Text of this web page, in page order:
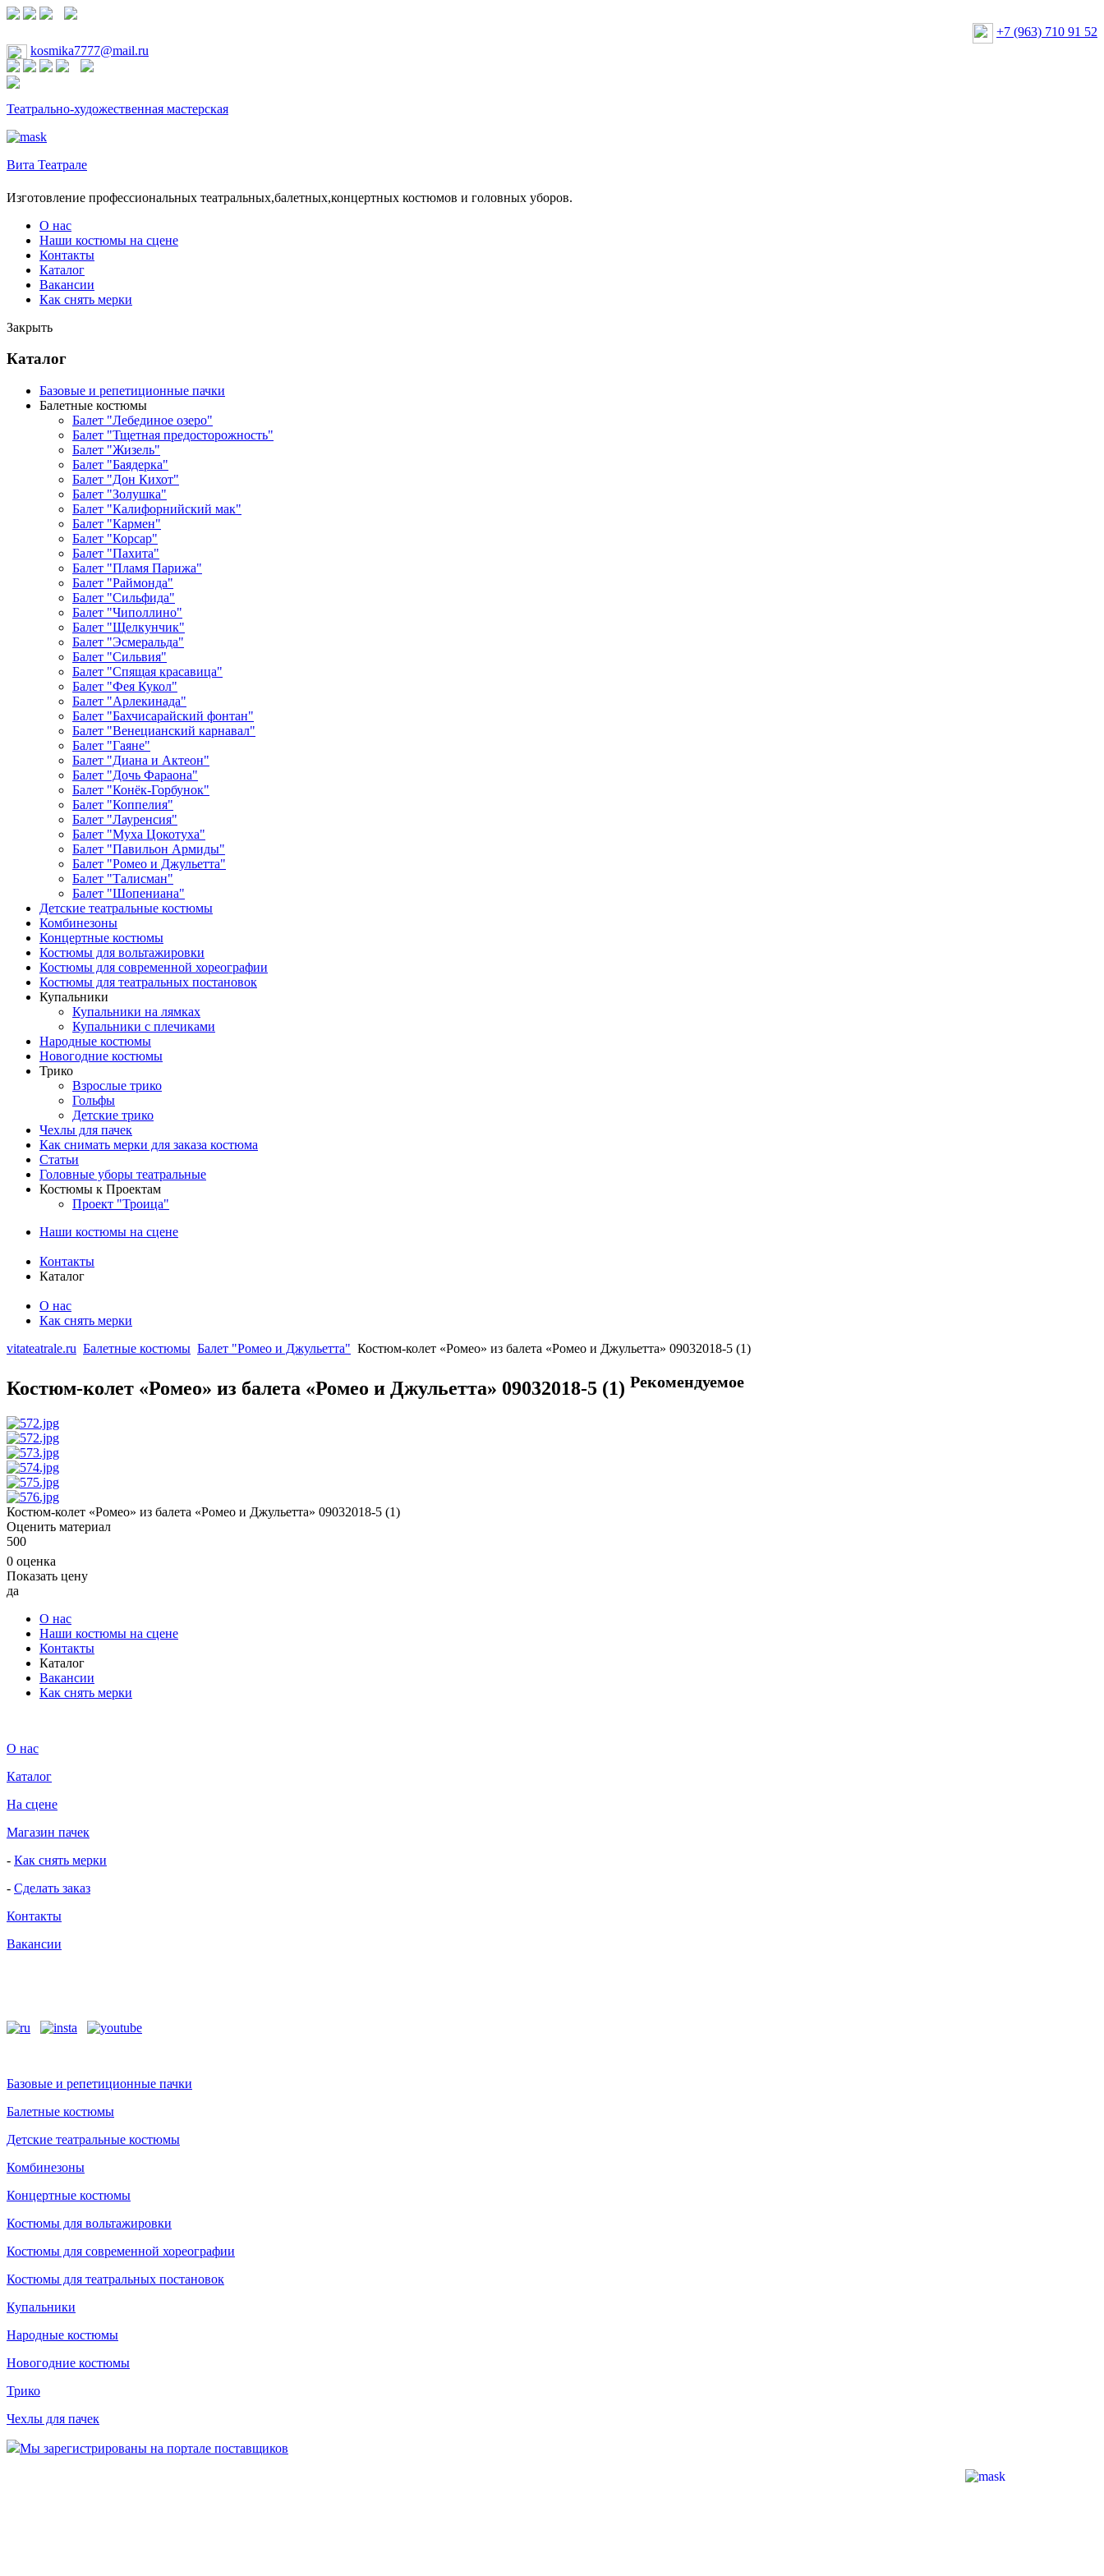
+7 (963) 710 91 52
kosmika7777@mail.ru
Театрально-художественная мастерская
Вита Театрале
Изготовление профессиональных театральных,балетных,концертных костюмов и головных уборов.
О нас
Наши костюмы на сцене
Контакты
Каталог
Вакансии
Как снять мерки
Закрыть
Каталог
Базовые и репетиционные пачки
Балетные костюмы
Балет "Лебединое озеро"
Балет "Тщетная предосторожность"
Балет "Жизель"
Балет "Баядерка"
Балет "Дон Кихот"
Балет "Золушка"
Балет "Калифорнийский мак"
Балет "Кармен"
Балет "Корсар"
Балет "Пахита"
Балет "Пламя Парижа"
Балет "Раймонда"
Балет "Сильфида"
Балет "Чиполлино"
Балет "Щелкунчик"
Балет "Эсмеральда"
Балет "Сильвия"
Балет "Спящая красавица"
Балет "Фея Кукол"
Балет "Арлекинада"
Балет "Бахчисарайский фонтан"
Балет "Венецианский карнавал"
Балет "Гаяне"
Балет "Диана и Актеон"
Балет "Дочь Фараона"
Балет "Конёк-Горбунок"
Балет "Коппелия"
Балет "Лауренсия"
Балет "Муха Цокотуха"
Балет "Павильон Армиды"
Балет "Ромео и Джульетта"
Балет "Талисман"
Балет "Шопениана"
Детские театральные костюмы
Комбинезоны
Концертные костюмы
Костюмы для вольтажировки
Костюмы для современной хореографии
Костюмы для театральных постановок
Купальники
Купальники на лямках
Купальники с плечиками
Народные костюмы
Новогодние костюмы
Трико
Взрослые трико
Гольфы
Детские трико
Чехлы для пачек
Как снимать мерки для заказа костюма
Статьи
Головные уборы театральные
Костюмы к Проектам
Проект "Троица"
Наши костюмы на сцене
Контакты
Каталог
О нас
Как снять мерки
vitateatrale.ru Балетные костюмы Балет "Ромео и Джульетта" Костюм-колет «Ромео» из балета «Ромео и Джульетта» 09032018-5 (1)
Костюм-колет «Ромео» из балета «Ромео и Джульетта» 09032018-5 (1) Рекомендуемое
Костюм-колет «Ромео» из балета «Ромео и Джульетта» 09032018-5 (1)
Оценить материал
500
0 оценка
Показать цену
да
О нас
Наши костюмы на сцене
Контакты
Каталог
Вакансии
Как снять мерки
О нас
Каталог
На сцене
Магазин пачек
- Как снять мерки
- Сделать заказ
Контакты
Вакансии
Базовые и репетиционные пачки
Балетные костюмы
Детские театральные костюмы
Комбинезоны
Концертные костюмы
Костюмы для вольтажировки
Костюмы для современной хореографии
Костюмы для театральных постановок
Купальники
Народные костюмы
Новогодние костюмы
Трико
Чехлы для пачек
Мы зарегистрированы на портале поставщиков